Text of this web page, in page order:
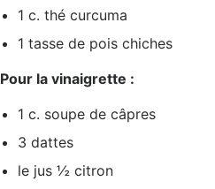
1 c. thé curcuma
1 tasse de pois chiches
Pour la vinaigrette :
1 c. soupe de câpres
3 dattes
le jus ½ citron